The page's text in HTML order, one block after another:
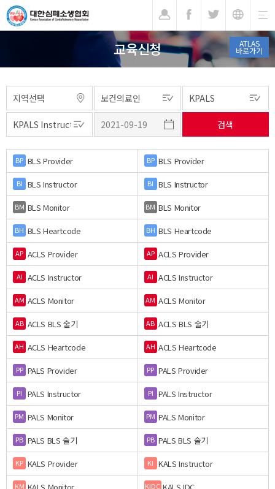
ATLAS
바로가기
교육신청
BP BLS Provider BP BLS Provider
BI BLS Instructor BI BLS Instructor
BM BLS Monitor BM BLS Monitor
BH BLS Heartcode BH BLS Heartcode
AP ACLS Provider AP ACLS Provider
AI ACLS Instructor AI ACLS Instructor
AM ACLS Monitor AM ACLS Monitor
AB ACLS BLS 술기 AB ACLS BLS 술기
AH ACLS Heartcode AH ACLS Heartcode
PP PALS Provider PP PALS Provider
PI PALS Instructor PI PALS Instructor
PM PALS Monitor PM PALS Monitor
PB PALS BLS 술기 PB PALS BLS 술기
KP KALS Provider KI KALS Instructor
KM KIDC